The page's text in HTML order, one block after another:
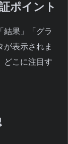
ポイント
結果」「グラ
が表示されま
どこに注目す